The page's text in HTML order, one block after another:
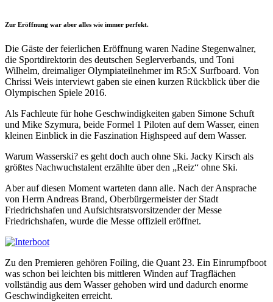
Zur Eröffnung war aber alles wie immer perfekt.
Die Gäste der feierlichen Eröffnung waren Nadine Stegenwalner,
die Sportdirektorin des deutschen Seglerverbands, und Toni
Wilhelm, dreimaliger Olympiateilnehmer im R5:X Surfboard. Von
Chrissi Weis interviewt gaben sie einen kurzen Rückblick über die
Olympischen Spiele 2016.
Als Fachleute für hohe Geschwindigkeiten gaben Simone Schuft
und Mike Szymura, beide Formel 1 Piloten auf dem Wasser, einen
kleinen Einblick in die Faszination Highspeed auf dem Wasser.
Warum Wasserski? es geht doch auch ohne Ski. Jacky Kirsch als
größtes Nachwuchstalent erzählte über den „Reiz“ ohne Ski.
Aber auf diesen Moment warteten dann alle. Nach der Ansprache
von Herrn Andreas Brand, Oberbürgermeister der Stadt
Friedrichshafen und Aufsichtsratsvorsitzender der Messe
Friedrichshafen, wurde die Messe offiziell eröffnet.
Zu den Premieren gehören Foiling, die Quant 23. Ein Einrumpfboot
was schon bei leichten bis mittleren Winden auf Tragflächen
vollständig aus dem Wasser gehoben wird und dadurch enorme
Geschwindigkeiten erreicht.